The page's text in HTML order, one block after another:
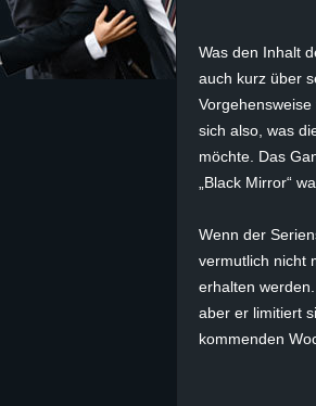
i
c
h
t
e
Was den Inhalt
auch kurz über
sich also, was
möchte. Das
„Black Mirror“
Wenn der
vermutlich nicht
erhalten
aber er limitiert
kommenden